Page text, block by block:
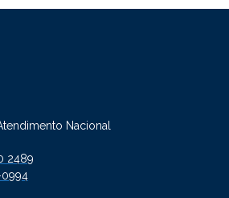
Nacional
2489
0994